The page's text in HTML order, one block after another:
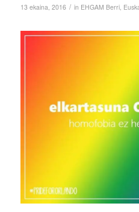
13 ekaina, 2016 / in EHGAM Berri,